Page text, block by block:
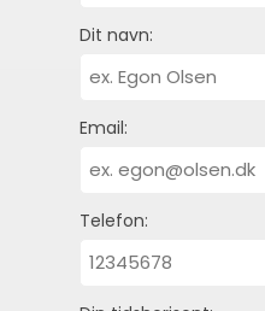
Dit navn:
Email:
Telefon: